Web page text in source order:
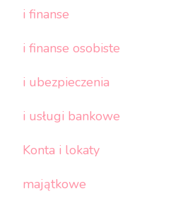
i finanse
i finanse osobiste
i ubezpieczenia
i usługi bankowe
Konta i lokaty
majątkowe